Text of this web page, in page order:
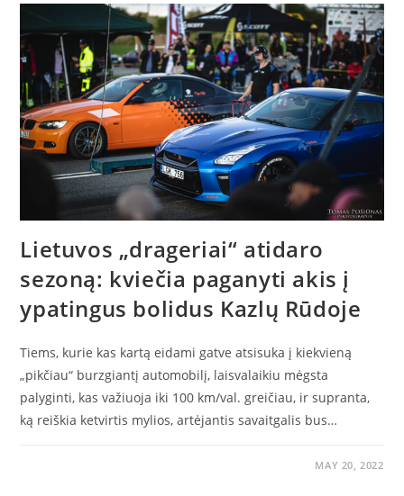
Lietuvos „drageriai“ atidaro
sezoną: kviečia paganyti akis į
ypatingus bolidus Kazlų Rūdoje
Tiems, kurie kas kartą eidami gatve atsisuka į kiekvieną
„pikčiau“ burzgiantį automobilį, laisvalaikiu mėgsta
palyginti, kas važiuoja iki 100 km/val. greičiau, ir supranta,
ką reiškia ketvirtis mylios, artėjantis savaitgalis bus…
MAY 20, 2022